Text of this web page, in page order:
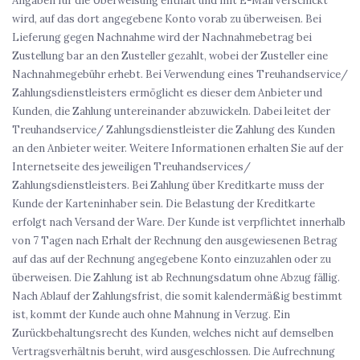
wird, auf das dort angegebene Konto vorab zu überweisen. Bei
Lieferung gegen Nachnahme wird der Nachnahmebetrag bei
Zustellung bar an den Zusteller gezahlt, wobei der Zusteller eine
Nachnahmegebühr erhebt. Bei Verwendung eines Treuhandservice/
Zahlungsdienstleisters ermöglicht es dieser dem Anbieter und
Kunden, die Zahlung untereinander abzuwickeln. Dabei leitet der
Treuhandservice/ Zahlungsdienstleister die Zahlung des Kunden
an den Anbieter weiter. Weitere Informationen erhalten Sie auf der
Internetseite des jeweiligen Treuhandservices/
Zahlungsdienstleisters. Bei Zahlung über Kreditkarte muss der
Kunde der Karteninhaber sein. Die Belastung der Kreditkarte
erfolgt nach Versand der Ware. Der Kunde ist verpflichtet innerhalb
von 7 Tagen nach Erhalt der Rechnung den ausgewiesenen Betrag
auf das auf der Rechnung angegebene Konto einzuzahlen oder zu
überweisen. Die Zahlung ist ab Rechnungsdatum ohne Abzug fällig.
Nach Ablauf der Zahlungsfrist, die somit kalendermäßig bestimmt
ist, kommt der Kunde auch ohne Mahnung in Verzug. Ein
Zurückbehaltungsrecht des Kunden, welches nicht auf demselben
Vertragsverhältnis beruht, wird ausgeschlossen. Die Aufrechnung